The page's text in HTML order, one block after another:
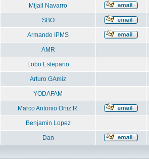
Mijail Navarro
SBO
Armando IPMS
AMR
Lobo Estepario
Arturo GAmiz
YODAFAM
Marco Antonio Ortiz R.
Benjamin Lopez
Dan